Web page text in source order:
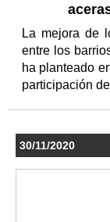
La mejora de
entre los
ha planteado
participación
30/11/2020